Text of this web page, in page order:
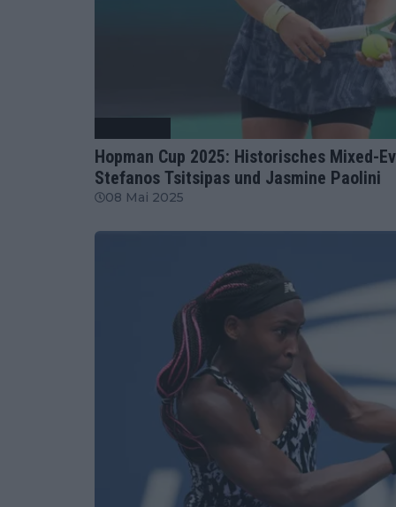
Hopman Cup 2025: Historisches Mixed-
Stefanos Tsitsipas und Jasmine Paolini
08 Mai 2025